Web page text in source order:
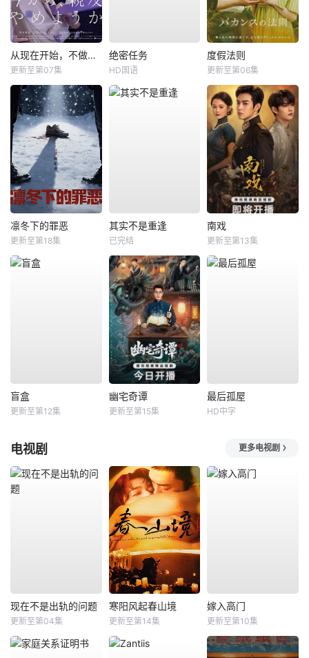
从现在开始，不做朋友了吧。
更新至第07集
绝密任务
HD国语
度假法则
更新至第06集
凛冬下的罪恶
更新至第18集
其实不是重逢
已完结
南戏
更新至第13集
盲盒
更新至第12集
幽宅奇谭
更新至第15集
最后孤屋
HD中字
电视剧 更多电视剧
现在不是出轨的问题
更新至第04集
寒阳风起春山境
更新至第14集
嫁入高门
更新至第10集